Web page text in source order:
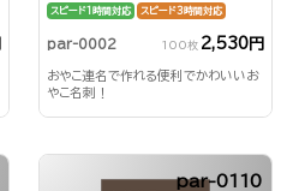
スピード1時間対応 スピード3時間対応
par-0002 100枚 2,530円
おやこ連名で作れる便利でかわいいお
やこ名刺！
par-0110